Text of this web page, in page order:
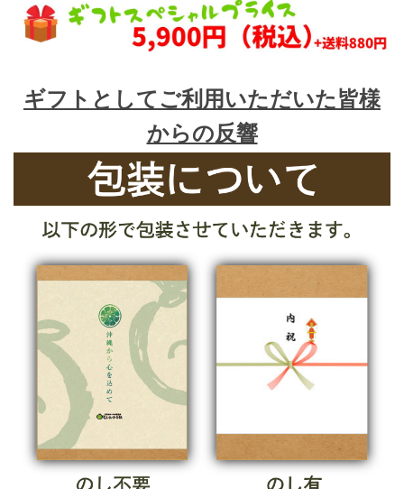
ギフトとしてご利用いただいた皆様
からの反響